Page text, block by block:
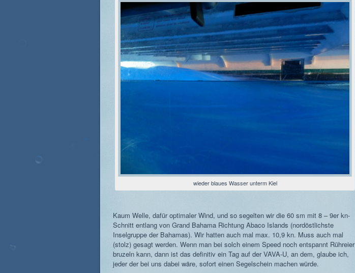
wieder blaues Wasser unterm Kiel
Kaum Welle, dafür optimaler Wind, und so segelten wir die 60 sm mit 8 – 9er kn-
Schnitt entlang von Grand Bahama Richtung Abaco Islands (nordöstlichste
Inselgruppe der Bahamas). Wir hatten auch mal max. 10,9 kn. Muss auch mal
(stolz) gesagt werden. Wenn man bei solch einem Speed noch entspannt Rühreier
bruzeln kann, dann ist das definitiv ein Tag auf der VAVA-U, an dem, glaube ich,
jeder der bei uns dabei wäre, sofort einen Segelschein machen würde.